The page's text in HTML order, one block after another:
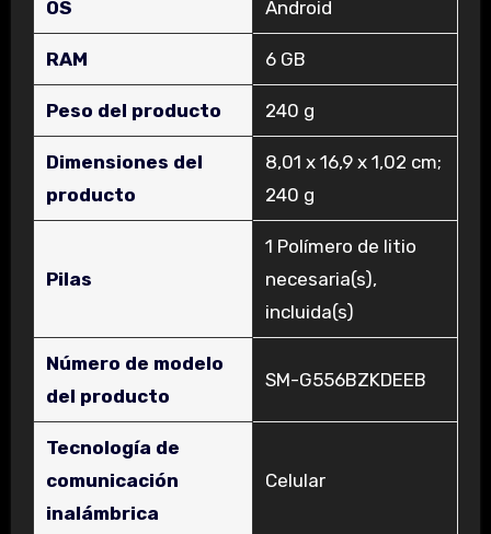
OS ‎Android
RAM ‎6 GB
Peso del producto ‎240 g
Dimensiones del
producto
‎8,01 x 16,9 x 1,02 cm;
240 g
Pilas
‎1 Polímero de litio
necesaria(s),
incluida(s)
Número de modelo
del producto
‎SM-G556BZKDEEB
Tecnología de
comunicación
inalámbrica
‎Celular